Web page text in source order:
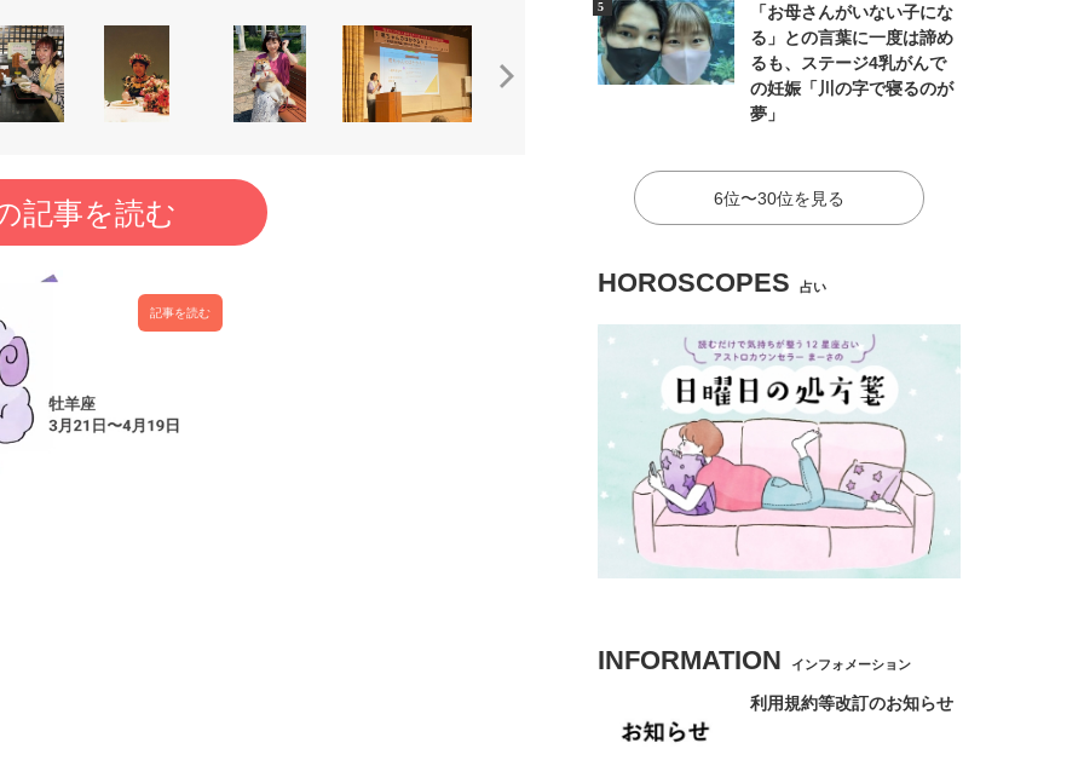
記事を読む
記事を読む
「お母さんがいない子にな
る」との言葉に一度は諦め
るも、ステージ4乳がんで
の妊娠「川の字で寝るのが
夢」
6位〜30位を見る
HOROSCOPES 占い
INFORMATION インフォメーション
利用規約等改訂のお知らせ